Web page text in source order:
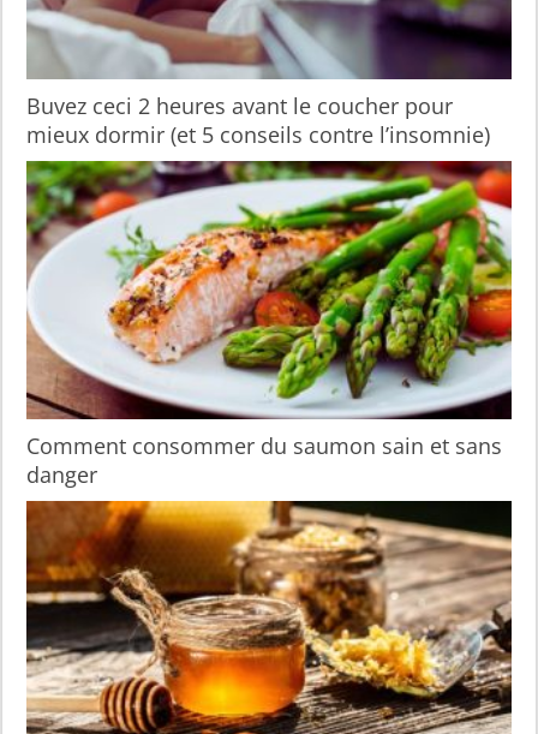
Buvez ceci 2 heures avant le coucher pour
mieux dormir (et 5 conseils contre l’insomnie)
Comment consommer du saumon sain et sans
danger